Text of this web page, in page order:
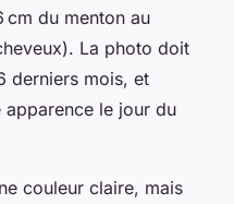
cm du menton au
La photo doit
derniers mois, et
le jour du
couleur claire, mais